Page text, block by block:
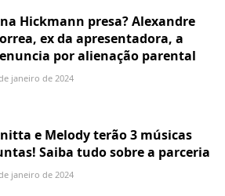
Hickmann presa? Alexandre
ex da apresentadora, a
por alienação parental
janeiro de 2024
e Melody terão 3 músicas
Saiba tudo sobre a parceria
janeiro de 2024